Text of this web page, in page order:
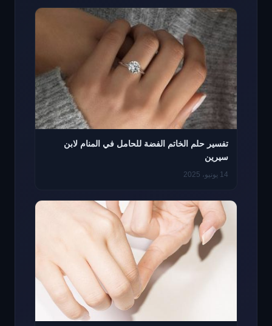
تفسير حلم الخاتم الفضة للحامل في المنام لابن
سيرين
14 يونيو، 2025